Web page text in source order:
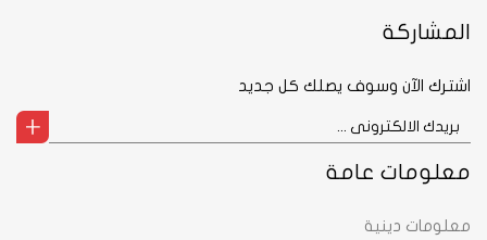
معلومات عامة
معلومات دينية
المشاركة
اشترك الآن وسوف يصلك كل جديد